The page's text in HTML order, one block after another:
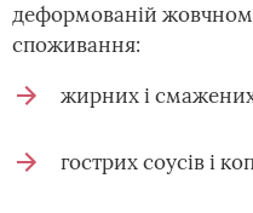
деформованій
споживання:
жирних і
гострих соусів і